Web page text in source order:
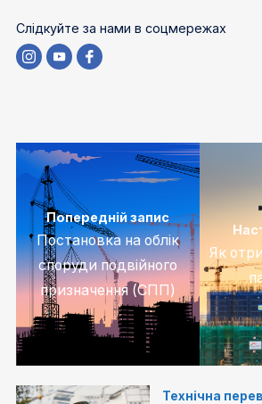
Слідкуйте за нами в соцмережах
Попередній запис
Постановка на облік
споруди подвійного
призначення (СПП)
Як
Технічна